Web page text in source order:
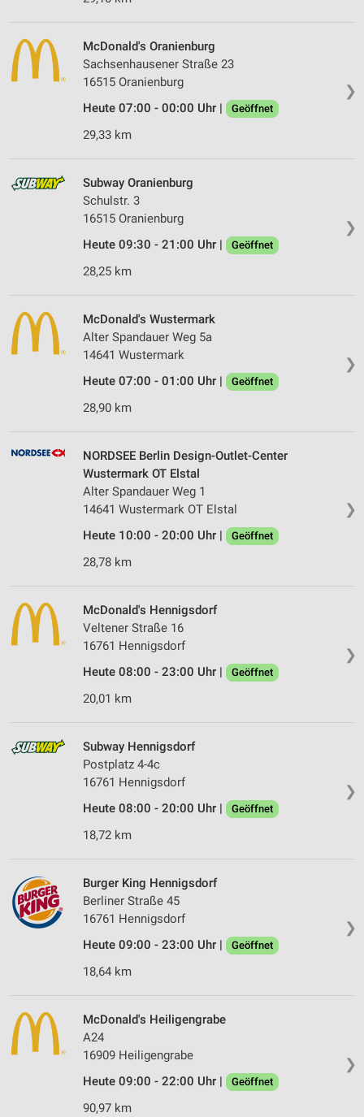
❯
McDonald's Oranienburg
Sachsenhausener Straße 23
16515 Oranienburg
Heute 07:00 - 00:00 Uhr |
Geöffnet
29,33 km
❯
Subway Oranienburg
Schulstr. 3
16515 Oranienburg
Heute 09:30 - 21:00 Uhr |
Geöffnet
28,25 km
❯
McDonald's Wustermark
Alter Spandauer Weg 5a
14641 Wustermark
Heute 07:00 - 01:00 Uhr |
Geöffnet
28,90 km
❯
NORDSEE Berlin Design-Outlet-Center
Wustermark OT Elstal
Alter Spandauer Weg 1
14641 Wustermark OT Elstal
Heute 10:00 - 20:00 Uhr |
Geöffnet
28,78 km
❯
McDonald's Hennigsdorf
Veltener Straße 16
16761 Hennigsdorf
Heute 08:00 - 23:00 Uhr |
Geöffnet
20,01 km
❯
Subway Hennigsdorf
Postplatz 4-4c
16761 Hennigsdorf
Heute 08:00 - 20:00 Uhr |
Geöffnet
18,72 km
❯
Burger King Hennigsdorf
Berliner Straße 45
16761 Hennigsdorf
Heute 09:00 - 23:00 Uhr |
Geöffnet
18,64 km
❯
McDonald's Heiligengrabe
A24
16909 Heiligengrabe
Heute 09:00 - 22:00 Uhr |
Geöffnet
90,97 km